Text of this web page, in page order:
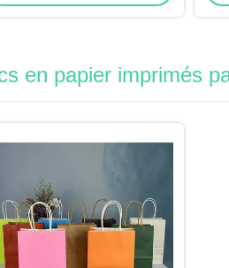
en papier imprimés